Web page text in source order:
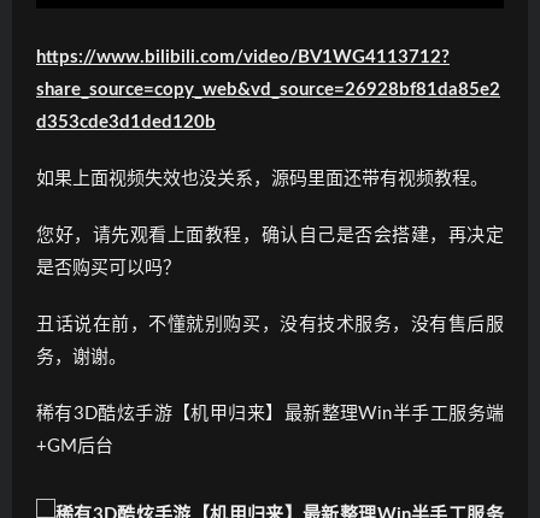
https://www.bilibili.com/video/BV1WG4113712?
share_source=copy_web&vd_source=26928bf81da85e2
d353cde3d1ded120b
如果上面视频失效也没关系，源码里面还带有视频教程。
您好，请先观看上面教程，确认自己是否会搭建，再决定
是否购买可以吗？
丑话说在前，不懂就别购买，没有技术服务，没有售后服
务，谢谢。
稀有3D酷炫手游【机甲归来】最新整理Win半手工服务端
+GM后台